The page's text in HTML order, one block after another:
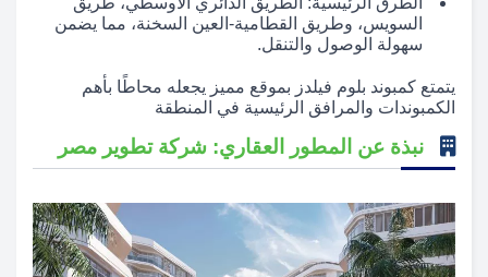
السويس، وطريق القطامية-العين السخنة، مما يضمن
سهولة الوصول والتنقل.
يتمتع كمبوند بلوم فيلدز بموقع مميز يجعله محاطًا بأهم
الكمبوندات والمرافق الرئيسية في المنطقة
نبذة عن المطور العقاري: شركة تطوير مصر